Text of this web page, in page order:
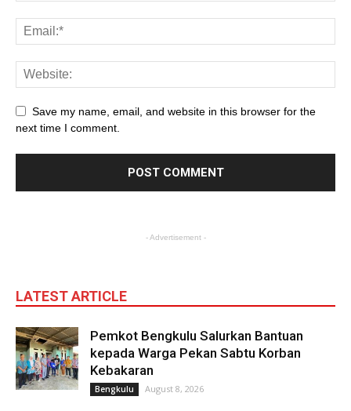
Save my name, email, and website in this browser for the
next time I comment.
- Advertisement -
LATEST ARTICLE
Pemkot Bengkulu Salurkan Bantuan
kepada Warga Pekan Sabtu Korban
Kebakaran
Bengkulu August 8, 2026